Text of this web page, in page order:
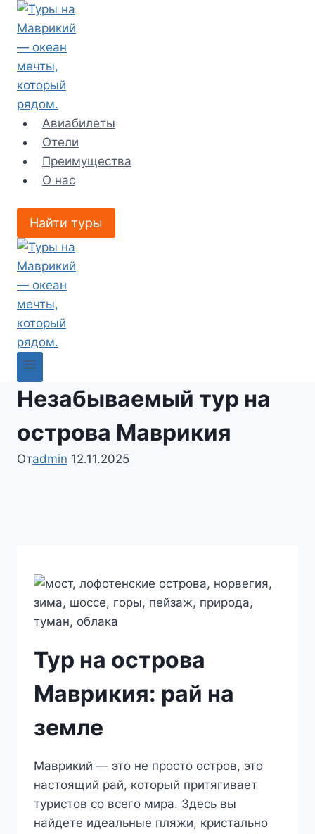
Перейти
содержимому
Авиабилеты
Отели
Преимущества
О нас
Найти туры
Незабываемый тур на
острова Маврикия
Отadmin 12.11.2025
Тур на острова
Маврикия: рай на
земле
Маврикий — это не просто остров, это
настоящий рай, который притягивает
туристов со всего мира. Здесь вы
найдете идеальные пляжи, кристально